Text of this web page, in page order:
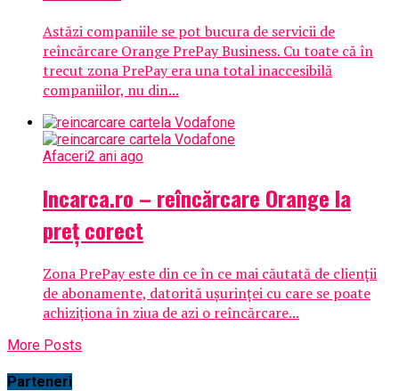
Astăzi companiile se pot bucura de servicii de
reîncărcare Orange PrePay Business. Cu toate că în
trecut zona PrePay era una total inaccesibilă
companiilor, nu din...
Afaceri2 ani ago
Incarca.ro – reîncărcare Orange la
preț corect
Zona PrePay este din ce în ce mai căutată de clienții
de abonamente, datorită ușurinței cu care se poate
achiziționa în ziua de azi o reîncărcare...
More Posts
Parteneri